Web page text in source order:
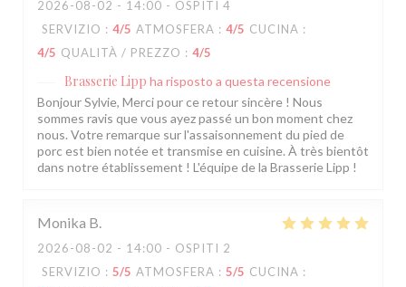
2026-08-02 - 14:00 - OSPITI 4
SERVIZIO : 4/5 ATMOSFERA : 4/5 CUCINA :
4/5 QUALITÀ / PREZZO : 4/5
Brasserie Lipp ha risposto a questa recensione
Bonjour Sylvie, Merci pour ce retour sincère ! Nous
sommes ravis que vous ayez passé un bon moment chez
nous. Votre remarque sur l'assaisonnement du pied de
porc est bien notée et transmise en cuisine. À très bientôt
dans notre établissement ! L'équipe de la Brasserie Lipp !
Monika B
2026-08-02 - 14:00 - OSPITI 2
SERVIZIO : 5/5 ATMOSFERA : 5/5 CUCINA :